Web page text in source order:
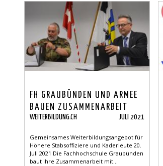
FH GRAUBÜNDEN UND ARMEE
BAUEN ZUSAMMENARBEIT
AUS
WEITERBILDUNG.CH JULI 2021
Gemeinsames Weiterbildungsangebot für
Höhere Stabsoffiziere und Kaderleute 20.
Juli 2021 Die Fachhochschule Graubünden
baut ihre Zusammenarbeit mit...
Seiten